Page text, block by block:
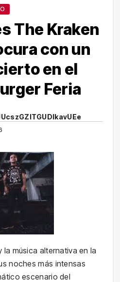
The Kraken
con un
en el
Feria
la música alternativa en la
noches más intensas
escenario del